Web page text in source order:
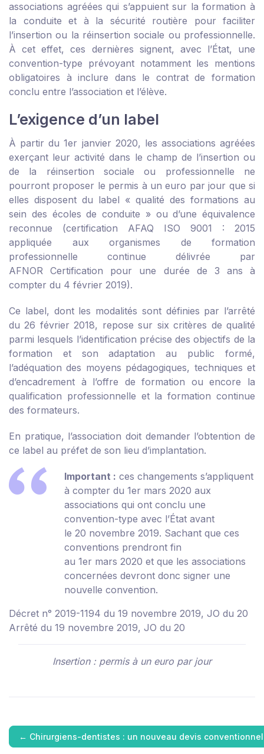
associations agréées qui s’appuient sur la formation à
la conduite et à la sécurité routière pour faciliter
l’insertion ou la réinsertion sociale ou professionnelle.
À cet effet, ces dernières signent, avec l’État, une
convention-type prévoyant notamment les mentions
obligatoires à inclure dans le contrat de formation
conclu entre l’association et l’élève.
L’exigence d’un label
À partir du 1er janvier 2020, les associations agréées
exerçant leur activité dans le champ de l’insertion ou
de la réinsertion sociale ou professionnelle ne
pourront proposer le permis à un euro par jour que si
elles disposent du label « qualité des formations au
sein des écoles de conduite » ou d’une équivalence
reconnue (certification AFAQ ISO 9001 : 2015
appliquée aux organismes de formation
professionnelle continue délivrée par
AFNOR Certification pour une durée de 3 ans à
compter du 4 février 2019).
Ce label, dont les modalités sont définies par l’arrêté
du 26 février 2018, repose sur six critères de qualité
parmi lesquels l’identification précise des objectifs de la
formation et son adaptation au public formé,
l’adéquation des moyens pédagogiques, techniques et
d’encadrement à l’offre de formation ou encore la
qualification professionnelle et la formation continue
des formateurs.
En pratique, l’association doit demander l’obtention de
ce label au préfet de son lieu d’implantation.
Important : ces changements s’appliquent
à compter du 1er mars 2020 aux
associations qui ont conclu une
convention-type avec l’État avant
le 20 novembre 2019. Sachant que ces
conventions prendront fin
au 1er mars 2020 et que les associations
concernées devront donc signer une
nouvelle convention.
Décret n° 2019-1194 du 19 novembre 2019, JO du 20
Arrêté du 19 novembre 2019, JO du 20
Insertion : permis à un euro par jour
← Chirurgiens-dentistes : un nouveau devis